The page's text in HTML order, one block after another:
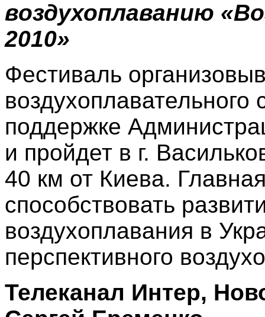
воздухоплаванию
2010»
Фестиваль
поддержке
и пройдет в г.
40 км от Киева.
способствовать
воздухоплавания в
перспективного
Телеканал Интер,